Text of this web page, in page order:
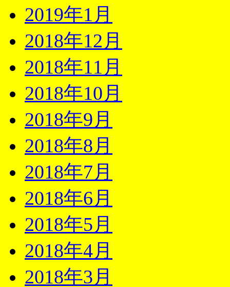
2019年1月
2018年12月
2018年11月
2018年10月
2018年9月
2018年8月
2018年7月
2018年6月
2018年5月
2018年4月
2018年3月